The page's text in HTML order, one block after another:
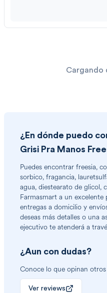
Cargando
¿En dónde puedo
Grisi Pra Manos
Puedes encontrar freesia,
sorbico, fragancia,
agua, diestearato de glicol,
Farmasmart a un
entregas a domicilio y
deseas más detalles o una
ejecutivo te atenderá a
¿Aun con dudas?
Conoce lo que opinan
Ver reviews